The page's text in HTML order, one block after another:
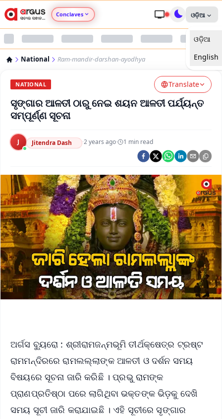
Conclaves
Argus Nari Shakti
Argus Swaad Odisha
ଓଡ଼ିଆ
ଓଡ଼ିଆ
English
National Ram-mandir-darshan-ayodhya
NATIONAL Translate
ସୃଙ୍ଗାର ଆଳତୀ ଠାରୁ ନେଇ ଶୟନ ଆଳତୀ ପର୍ଯ୍ୟନ୍ତ
ସମ୍ପୂର୍ଣ୍ଣ ସୂଚନା
J Jitendra Dash ·2 years ago· 1 min read
ଅର୍ଗସ ବ୍ୟୁରୋ : ଶ୍ରୀରାମଜନ୍ମଭୂମି ତୀର୍ଥକ୍ଷେତ୍ର ଟ୍ରଷ୍ଟ
ରାମମନ୍ଦିରରେ ରାମଲଲ୍ଲାଙ୍କ ଆଳତୀ ଓ ଦର୍ଶନ ସମୟ
ବିଷୟରେ ସୂଚନା ଜାରି କରିଛି । ପ୍ରଭୁ ରାମଙ୍କ
ପ୍ରାଣପ୍ରତିଷ୍ଠା ପରେ ଲାଗିଥିବା ଭକ୍ତଙ୍କ ଭିଡ଼କୁ ଦେଖି
ସମୟ ସୂଚୀ ଜାରି କରାଯାଇଛି । ଏହି ସୂଚୀରେ ସୃଙ୍ଗାର